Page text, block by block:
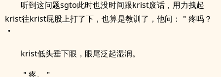
听到这问题sgto此时也没时间跟krist废话，用力拽起
krist往krist屁股上打了下，也算是教训了，他问：＂疼吗？
＂
krist低头垂下眼，眼尾泛起湿润。
＂疼。＂